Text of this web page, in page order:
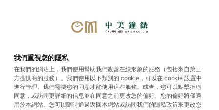
TUDOR Royal
我們重視您的隱私
在我們的網站上，我們使用幫助我們改善在線形象的服務（包括來自第三
方提供商的服務）。我們使用以下類別的 cookie，可以在 cookie 設置中
進行管理。我們需要您的同意才能使用這些服務。或者，您可以點擊拒絕
同意，或訪問更詳細的信息並在同意之前更改您的偏好。您的偏好將僅適
用於本網站。您可以隨時通過返回本網站或訪問我們的隱私政策來更改您